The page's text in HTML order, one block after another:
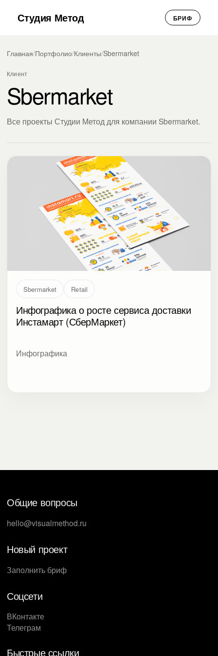
Студия Метод БРИФ
Главная/Портфолио/Клиенты/Sbermarket
Клиент
Sbermarket
Все проекты Студии Метод для компании Sbermarket.
Sbermarket Retail
Инфографика о росте сервиса доставки
Инстамарт (СберМаркет)
Инфографика
Общие вопросы
hello@visualmethod.ru
Новый проект
Заполнить бриф
Соцсети
ВКонтакте
Телеграм
Быстрые ссылки